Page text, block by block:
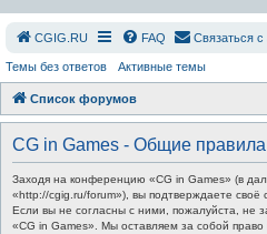
СGIG.RU FAQ Связаться
Темы без ответов Активные темы
Список форумов
CG in Games - Общие правила
Заходя на конференцию «CG in Games» (в
«http://cgig.ru/forum»), вы подтверждаете своё
Если вы не согласны с ними, пожалуйста, не
«CG in Games». Мы оставляем за собой